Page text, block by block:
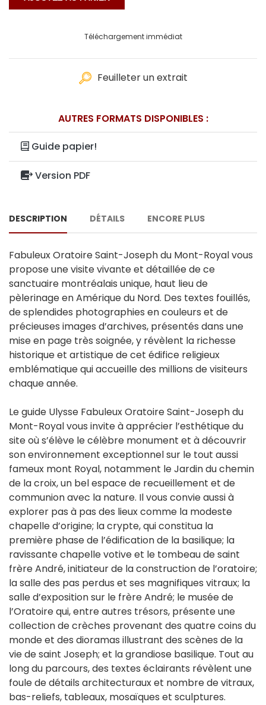
Téléchargement immédiat
Feuilleter un extrait
AUTRES FORMATS DISPONIBLES :
Guide papier!
Version PDF
DESCRIPTION DÉTAILS ENCORE PLUS
Fabuleux Oratoire Saint-Joseph du Mont-Royal vous
propose une visite vivante et détaillée de ce
sanctuaire montréalais unique, haut lieu de
pèlerinage en Amérique du Nord. Des textes fouillés,
de splendides photographies en couleurs et de
précieuses images d’archives, présentés dans une
mise en page très soignée, y révèlent la richesse
historique et artistique de cet édifice religieux
emblématique qui accueille des millions de visiteurs
chaque année.
Le guide Ulysse Fabuleux Oratoire Saint-Joseph du
Mont-Royal vous invite à apprécier l’esthétique du
site où s’élève le célèbre monument et à découvrir
son environnement exceptionnel sur le tout aussi
fameux mont Royal, notamment le Jardin du chemin
de la croix, un bel espace de recueillement et de
communion avec la nature. Il vous convie aussi à
explorer pas à pas des lieux comme la modeste
chapelle d’origine; la crypte, qui constitua la
première phase de l’édification de la basilique; la
ravissante chapelle votive et le tombeau de saint
frère André, initiateur de la construction de l’oratoire;
la salle des pas perdus et ses magnifiques vitraux; la
salle d’exposition sur le frère André; le musée de
l’Oratoire qui, entre autres trésors, présente une
collection de crèches provenant des quatre coins du
monde et des dioramas illustrant des scènes de la
vie de saint Joseph; et la grandiose basilique. Tout au
long du parcours, des textes éclairants révèlent une
foule de détails architecturaux et nombre de vitraux,
bas-reliefs, tableaux, mosaïques et sculptures.